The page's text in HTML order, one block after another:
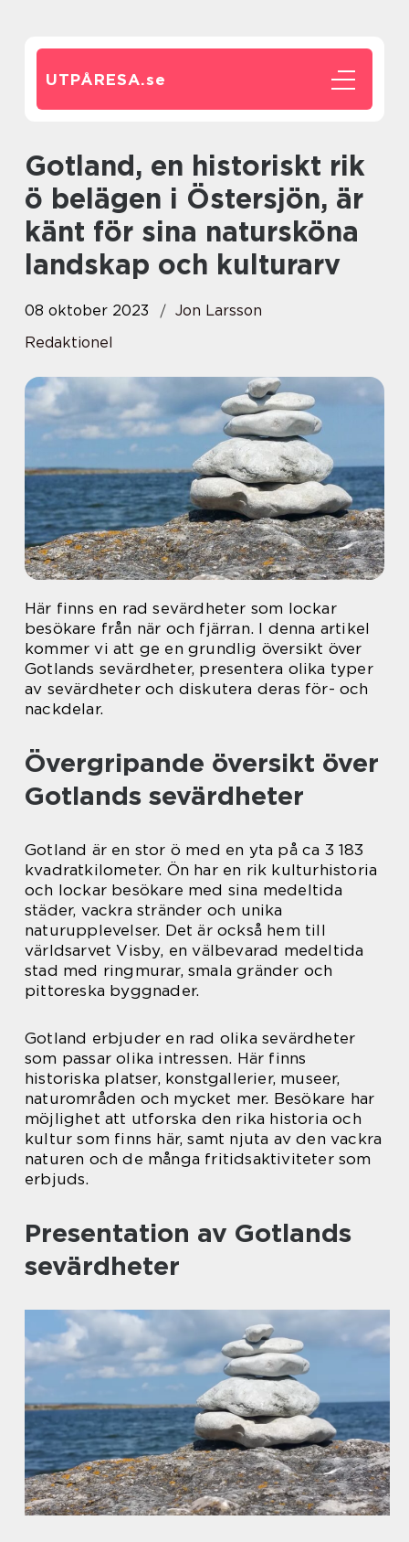
UTPÅRESA.se
Gotland, en historiskt rik
ö belägen i Östersjön, är
känt för sina natursköna
landskap och kulturarv
08 oktober 2023
Jon Larsson
Redaktionel
Här finns en rad sevärdheter som lockar
besökare från när och fjärran. I denna artikel
kommer vi att ge en grundlig översikt över
Gotlands sevärdheter, presentera olika typer
av sevärdheter och diskutera deras för- och
nackdelar.
Övergripande översikt över
Gotlands sevärdheter
Gotland är en stor ö med en yta på ca 3 183
kvadratkilometer. Ön har en rik kulturhistoria
och lockar besökare med sina medeltida
städer, vackra stränder och unika
naturupplevelser. Det är också hem till
världsarvet Visby, en välbevarad medeltida
stad med ringmurar, smala gränder och
pittoreska byggnader.
Gotland erbjuder en rad olika sevärdheter
som passar olika intressen. Här finns
historiska platser, konstgallerier, museer,
naturområden och mycket mer. Besökare har
möjlighet att utforska den rika historia och
kultur som finns här, samt njuta av den vackra
naturen och de många fritidsaktiviteter som
erbjuds.
Presentation av Gotlands
sevärdheter